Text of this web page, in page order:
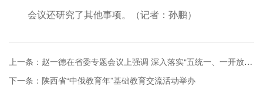
会议还研究了其他事项。（记者：孙鹏）
上一条：赵一德在省委专题会议上强调 深入落实“五统一、一开放”基本要求 更...
下一条：陕西省“中俄教育年”基础教育交流活动举办